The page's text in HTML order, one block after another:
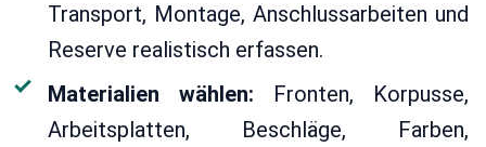
Transport, Montage, Anschlussarbeiten und
Reserve realistisch erfassen.
Materialien wählen: Fronten, Korpusse,
Arbeitsplatten, Beschläge, Farben,